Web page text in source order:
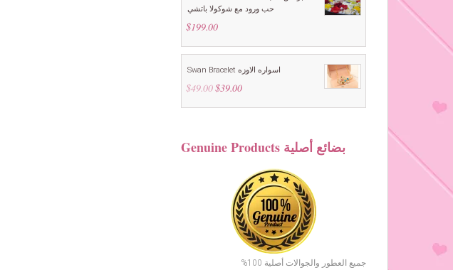
حب ورود مع شوكولا باتشي
$199.00
Swan Bracelet اسواره الاوزه
$49.00 Original
was:
$39.00Current
is:
Genuine Products بضائع أصلية
جميع العطور والجوالات أصلية 100%